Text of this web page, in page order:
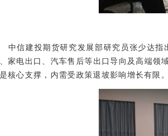
信建投期货研究发展部研究员张少达指
家电出口、汽车售后等出口导向及高端领
核心支撑，内需受政策退坡影响增长有限。